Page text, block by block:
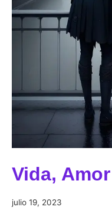
Vida,
julio 19, 2023